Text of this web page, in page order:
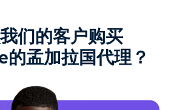
们的客户购买
孟加拉国代理？